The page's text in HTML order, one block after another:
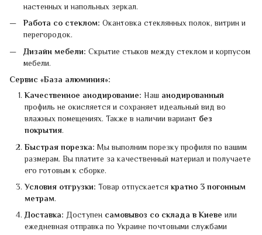
настенных и напольных зеркал.
Работа со стеклом: Окантовка стеклянных полок, витрин и
перегородок.
Дизайн мебели: Скрытие стыков между стеклом и корпусом
мебели.
Сервис «База алюминия»:
Качественное анодирование: Наш анодированный
профиль не окисляется и сохраняет идеальный вид во
влажных помещениях. Также в наличии вариант без
покрытия.
Быстрая порезка: Мы выполним порезку профиля по вашим
размерам. Вы платите за качественный материал и получаете
его готовым к сборке.
Условия отгрузки: Товар отпускается кратно 3 погонным
метрам.
Доставка: Доступен самовывоз со склада в Киеве или
ежедневная отправка по Украине почтовыми службами